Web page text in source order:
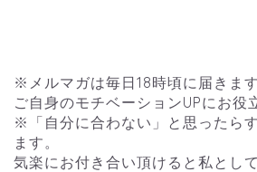
※メルマガは毎日18時頃に届きます
ご自身のモチベーションUPにお役
※「自分に合わない」と思ったら
ます。
気楽にお付き合い頂けると私とし